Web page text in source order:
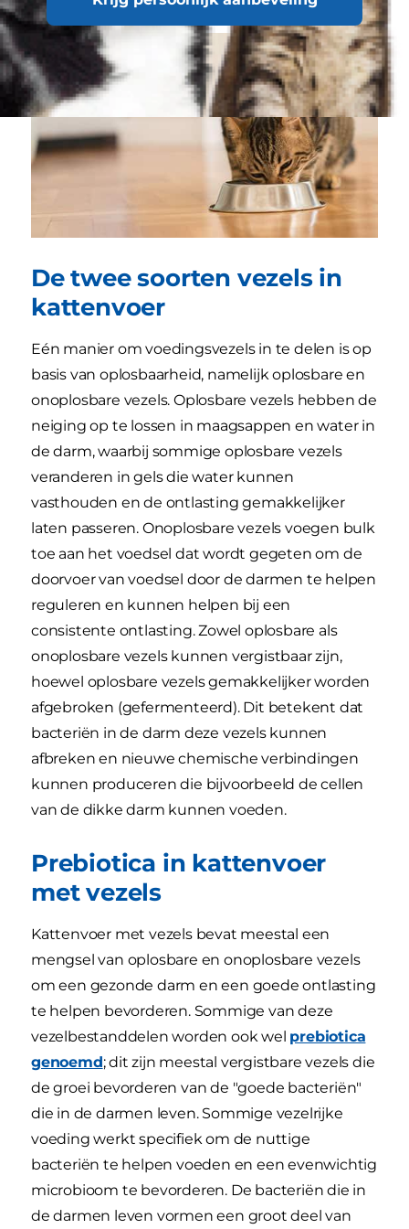
De twee soorten vezels in
kattenvoer
Eén manier om voedingsvezels in te delen is op
basis van oplosbaarheid, namelijk oplosbare en
onoplosbare vezels. Oplosbare vezels hebben de
neiging op te lossen in maagsappen en water in
de darm, waarbij sommige oplosbare vezels
veranderen in gels die water kunnen
vasthouden en de ontlasting gemakkelijker
laten passeren. Onoplosbare vezels voegen bulk
toe aan het voedsel dat wordt gegeten om de
doorvoer van voedsel door de darmen te helpen
reguleren en kunnen helpen bij een
consistente ontlasting. Zowel oplosbare als
onoplosbare vezels kunnen vergistbaar zijn,
hoewel oplosbare vezels gemakkelijker worden
afgebroken (gefermenteerd). Dit betekent dat
bacteriën in de darm deze vezels kunnen
afbreken en nieuwe chemische verbindingen
kunnen produceren die bijvoorbeeld de cellen
van de dikke darm kunnen voeden.
Prebiotica in kattenvoer
met vezels
Kattenvoer met vezels bevat meestal een
mengsel van oplosbare en onoplosbare vezels
om een gezonde darm en een goede ontlasting
te helpen bevorderen. Sommige van deze
vezelbestanddelen worden ook wel prebiotica
genoemd; dit zijn meestal vergistbare vezels die
de groei bevorderen van de "goede bacteriën"
die in de darmen leven. Sommige vezelrijke
voeding werkt specifiek om de nuttige
bacteriën te helpen voeden en een evenwichtig
microbioom te bevorderen. De bacteriën die in
de darmen leven vormen een groot deel van